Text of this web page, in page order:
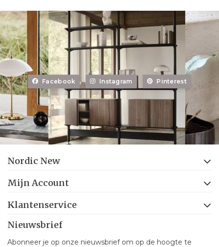
Facebook Instagram Pinterest
Nordic New
Mijn Account
Klantenservice
Nieuwsbrief
Abonneer je op onze nieuwsbrief om op de hoogte te